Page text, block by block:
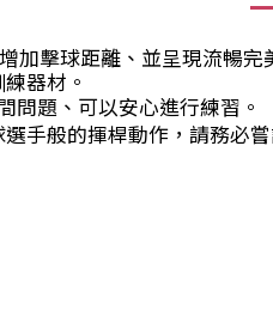
擊球距離、並呈現流暢完
器材。
問題、可以安心進行練習。
手般的揮桿動作，請務必嘗